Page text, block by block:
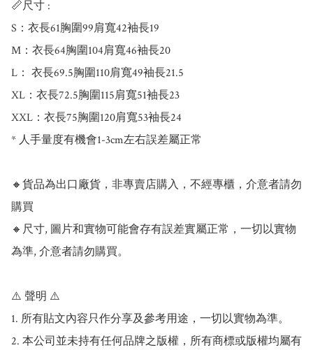
📏尺寸 :
S：衣長61胸圍99肩寬42袖長19
M：衣長64胸圍104肩寬46袖長20
L： 衣長69.5胸圍110肩寬49袖長21.5
XL：衣長72.5胸圍115肩寬51袖長23
XXL：衣長75胸圍120肩寬53袖長24
* 人手量度有機會1-3cm左右誤差屬正常
🔸貨品為出口廠貨，非專賣店購入，不經專櫃，介意者請勿
購買
🔸尺寸, 圖片和實物可能會存有誤差實屬正常，一切以實物
為準, 介意者請勿購買。
⚠️ 聲明 ⚠️
1. 所有貼文內容只作分享及參考用途，一切以實物為準。
2. 本公司並未持有任何品牌之版權，所有商標或版權均屬有